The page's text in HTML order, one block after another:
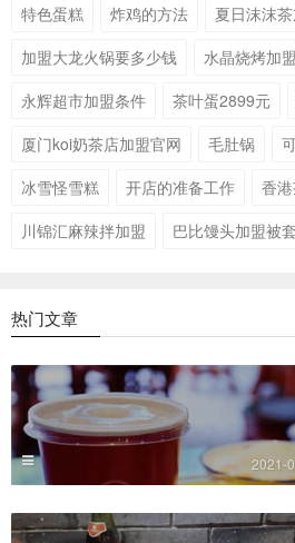
特色蛋糕
炸鸡的方法
夏日沫沫
加盟大龙火锅要多少钱
水晶烧烤加
永辉超市加盟条件
茶叶蛋2899元
厦门koi奶茶店加盟官网
毛肚锅
冰雪怪雪糕
开店的准备工作
香
川锦汇麻辣拌加盟
巴比馒头加盟被
热门文章
2021-